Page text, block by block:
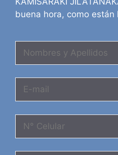
buena hora, como están